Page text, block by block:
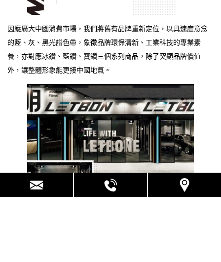
因應廣大中國消費市場，我們將舊有品牌重新定位，以具速度意念
的藍、灰、黑光譜色帶，象徵品牌環保清新、工業科技的專業素
養，亦對應冰鑽、藍鑽、寶鑽三個系列商品，除了突顯品牌價值
外，讓整體形象能更接中國地氣。